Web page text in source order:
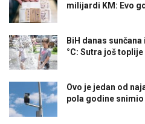
milijardi KM: Evo
BiH danas
°C: Sutra još toplije
Ovo je jedan od
pola godine